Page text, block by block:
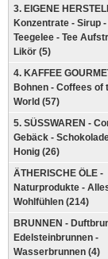
3. EIGENE
Konzentrate - Sirup
Teegelee - Tee
Likör (5)
4. KAFFEE
Bohnen - Coffees of
World (57)
5. SÜSSWAREN -
Gebäck -
Honig (26)
ÄTHERISCHE ÖLE -
Naturprodukte -
Wohlfühlen (214)
BRUNNEN -
Edelsteinbrunnen -
Wasserbrunnen (4)